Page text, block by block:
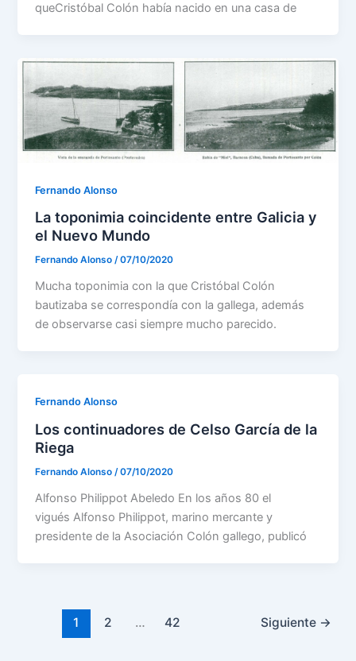
queCristóbal Colón había nacido en una casa de
Fernando Alonso
La toponimia coincidente entre Galicia y
el Nuevo Mundo
Fernando Alonso/07/10/2020
Mucha toponimia con la que Cristóbal Colón
bautizaba se correspondía con la gallega, además
de observarse casi siempre mucho parecido.
Fernando Alonso
Los continuadores de Celso García de la
Riega
Fernando Alonso /07/10/2020
Alfonso Philippot Abeledo En los años 80 el
vigués Alfonso Philippot, marino mercante y
presidente de la Asociación Colón gallego, publicó
1 2 … 42 Siguiente →